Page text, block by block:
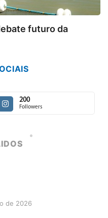
da
200
Followers
de 2026